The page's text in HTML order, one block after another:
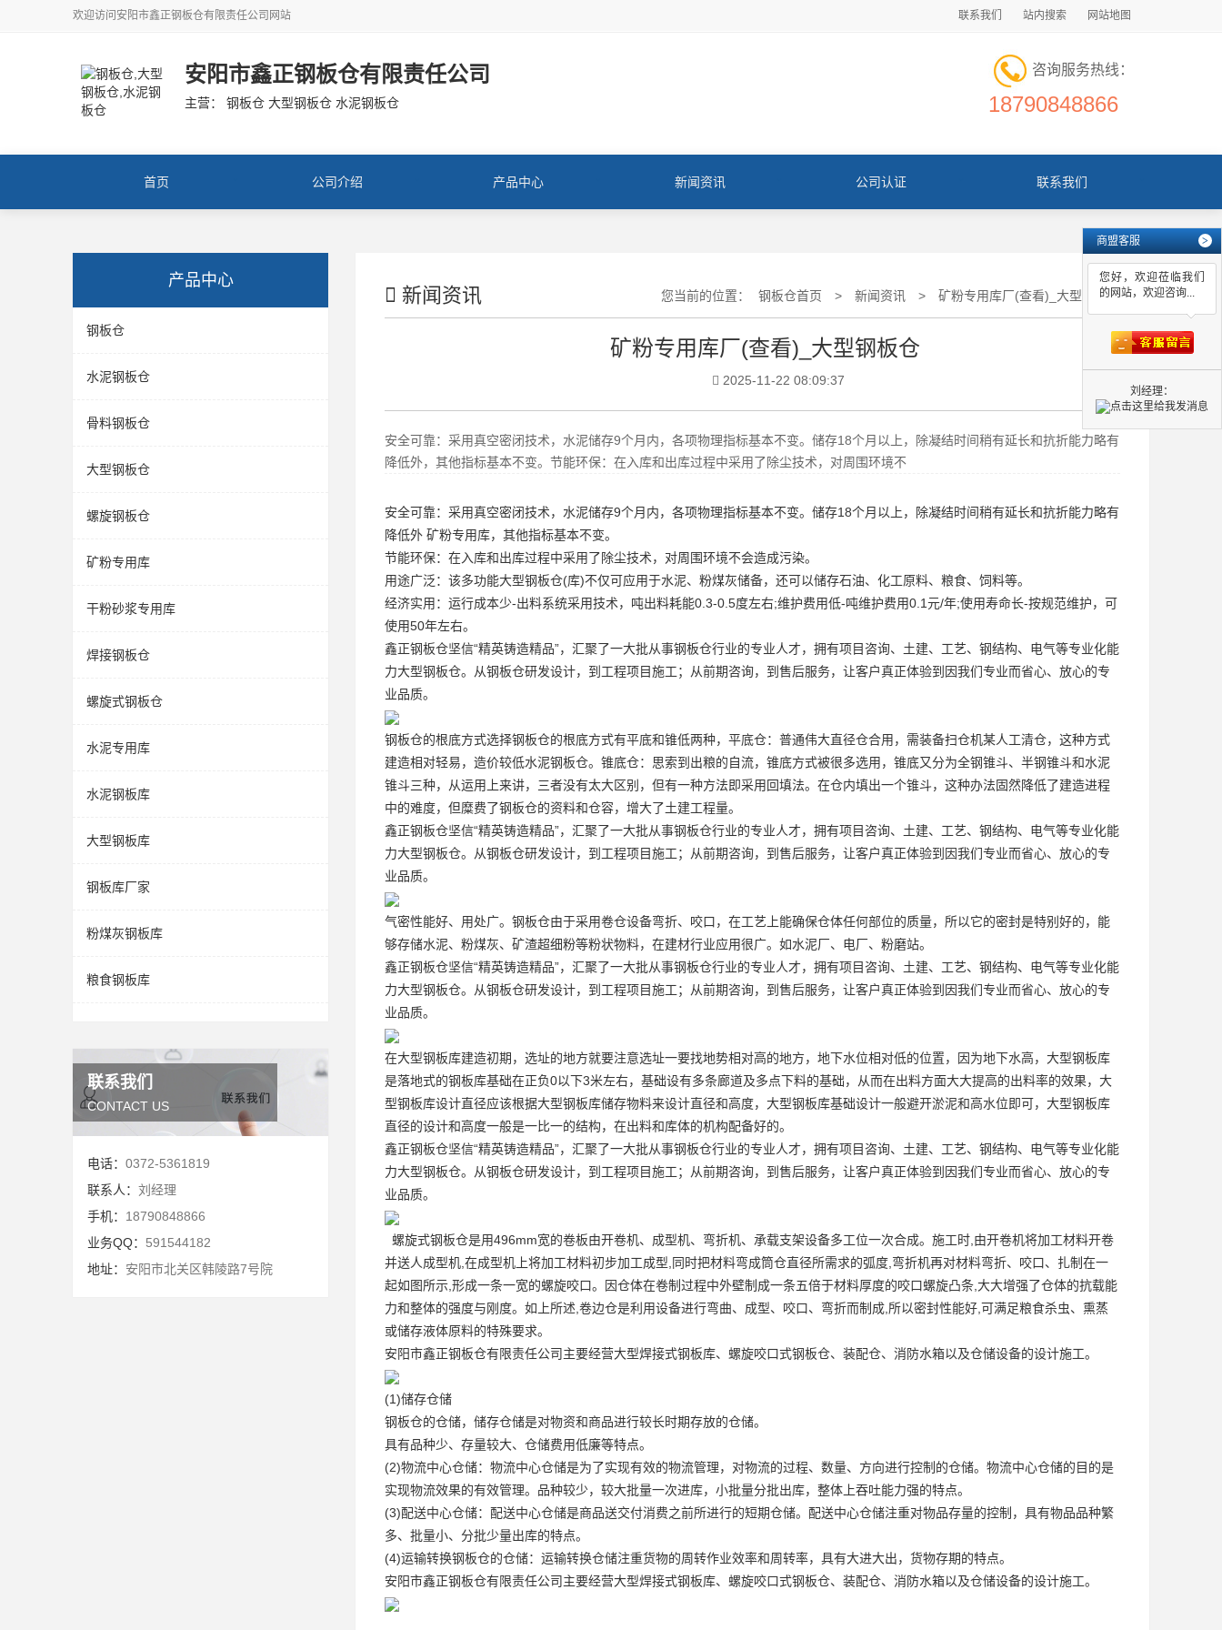
欢迎访问 安阳市鑫正钢板仓有限责任公司 网站 联系我们 站内搜索 网站地图
安阳市鑫正钢板仓有限责任公司
主营： 钢板仓 大型钢板仓 水泥钢板仓
咨询服务热线：
18790848866
首页 公司介绍 产品中心 新闻资讯 公司认证 联系我们
产品中心
钢板仓
水泥钢板仓
骨料钢板仓
大型钢板仓
螺旋钢板仓
矿粉专用库
干粉砂浆专用库
焊接钢板仓
螺旋式钢板仓
水泥专用库
水泥钢板库
大型钢板库
钢板库厂家
粉煤灰钢板库
粮食钢板库
联系我们
CONTACT US
电话： 0372-5361819
联系人： 刘经理
手机： 18790848866
业务QQ： 591544182
地址： 安阳市北关区韩陵路7号院
新闻资讯 您当前的位置： 钢板仓首页 > 新闻资讯 > 矿粉专用库厂(查看)_大型钢板仓
矿粉专用库厂(查看)_大型钢板仓
2025-11-22 08:09:37
安全可靠：采用真空密闭技术，水泥储存9个月内，各项物理指标基本不变。储存18个月以上，除凝结时间稍有延长和抗折能力略有
降低外，其他指标基本不变。节能环保：在入库和出库过程中采用了除尘技术，对周围环境不
安全可靠：采用真空密闭技术，水泥储存9个月内，各项物理指标基本不变。储存18个月以上，除凝结时间稍有延长和抗折能力略有
降低外 矿粉专用库，其他指标基本不变。
节能环保：在入库和出库过程中采用了除尘技术，对周围环境不会造成污染。
用途广泛：该多功能大型钢板仓(库)不仅可应用于水泥、粉煤灰储备，还可以储存石油、化工原料、粮食、饲料等。
经济实用：运行成本少-出料系统采用技术，吨出料耗能0.3-0.5度左右;维护费用低-吨维护费用0.1元/年;使用寿命长-按规范维护，可
使用50年左右。
鑫正钢板仓坚信“精英铸造精品”，汇聚了一大批从事钢板仓行业的专业人才，拥有项目咨询、土建、工艺、钢结构、电气等专业化能
力大型钢板仓。从钢板仓研发设计，到工程项目施工；从前期咨询，到售后服务，让客户真正体验到因我们专业而省心、放心的专
业品质。
钢板仓的根底方式选择钢板仓的根底方式有平底和锥低两种，平底仓：普通伟大直径仓合用，需装备扫仓机某人工清仓，这种方式
建造相对轻易，造价较低水泥钢板仓。锥底仓：思索到出粮的自流，锥底方式被很多选用，锥底又分为全钢锥斗、半钢锥斗和水泥
锥斗三种，从运用上来讲，三者没有太大区别，但有一种方法即采用回填法。在仓内填出一个锥斗，这种办法固然降低了建造进程
中的难度，但糜费了钢板仓的资料和仓容，增大了土建工程量。
鑫正钢板仓坚信“精英铸造精品”，汇聚了一大批从事钢板仓行业的专业人才，拥有项目咨询、土建、工艺、钢结构、电气等专业化能
力大型钢板仓。从钢板仓研发设计，到工程项目施工；从前期咨询，到售后服务，让客户真正体验到因我们专业而省心、放心的专
业品质。
气密性能好、用处广。钢板仓由于采用卷仓设备弯折、咬口，在工艺上能确保仓体任何部位的质量，所以它的密封是特别好的，能
够存储水泥、粉煤灰、矿渣超细粉等粉状物料，在建材行业应用很广。如水泥厂、电厂、粉磨站。
鑫正钢板仓坚信“精英铸造精品”，汇聚了一大批从事钢板仓行业的专业人才，拥有项目咨询、土建、工艺、钢结构、电气等专业化能
力大型钢板仓。从钢板仓研发设计，到工程项目施工；从前期咨询，到售后服务，让客户真正体验到因我们专业而省心、放心的专
业品质。
在大型钢板库建造初期，选址的地方就要注意选址一要找地势相对高的地方，地下水位相对低的位置，因为地下水高，大型钢板库
是落地式的钢板库基础在正负0以下3米左右，基础设有多条廊道及多点下料的基础，从而在出料方面大大提高的出料率的效果，大
型钢板库设计直径应该根据大型钢板库储存物料来设计直径和高度，大型钢板库基础设计一般避开淤泥和高水位即可，大型钢板库
直径的设计和高度一般是一比一的结构，在出料和库体的机构配备好的。
鑫正钢板仓坚信“精英铸造精品”，汇聚了一大批从事钢板仓行业的专业人才，拥有项目咨询、土建、工艺、钢结构、电气等专业化能
力大型钢板仓。从钢板仓研发设计，到工程项目施工；从前期咨询，到售后服务，让客户真正体验到因我们专业而省心、放心的专
业品质。
螺旋式钢板仓是用496mm宽的卷板由开卷机、成型机、弯折机、承载支架设备多工位一次合成。施工时,由开卷机将加工材料开卷
并送人成型机,在成型机上将加工材料初步加工成型,同时把材料弯成筒仓直径所需求的弧度,弯折机再对材料弯折、咬口、扎制在一
起如图所示,形成一条一宽的螺旋咬口。因仓体在卷制过程中外壁制成一条五倍于材料厚度的咬口螺旋凸条,大大增强了仓体的抗载能
力和整体的强度与刚度。如上所述,卷边仓是利用设备进行弯曲、成型、咬口、弯折而制成,所以密封性能好,可满足粮食杀虫、熏蒸
或储存液体原料的特殊要求。
安阳市鑫正钢板仓有限责任公司主要经营大型焊接式钢板库、螺旋咬口式钢板仓、装配仓、消防水箱以及仓储设备的设计施工。
(1)储存仓储
钢板仓的仓储，储存仓储是对物资和商品进行较长时期存放的仓储。
具有品种少、存量较大、仓储费用低廉等特点。
(2)物流中心仓储：物流中心仓储是为了实现有效的物流管理，对物流的过程、数量、方向进行控制的仓储。物流中心仓储的目的是
实现物流效果的有效管理。品种较少，较大批量一次进库，小批量分批出库，整体上吞吐能力强的特点。
(3)配送中心仓储：配送中心仓储是商品送交付消费之前所进行的短期仓储。配送中心仓储注重对物品存量的控制，具有物品品种繁
多、批量小、分批少量出库的特点。
(4)运输转换钢板仓的仓储：运输转换仓储注重货物的周转作业效率和周转率，具有大进大出，货物存期的特点。
安阳市鑫正钢板仓有限责任公司主要经营大型焊接式钢板库、螺旋咬口式钢板仓、装配仓、消防水箱以及仓储设备的设计施工。
商盟客服 >
您好，欢迎莅临我们
的网站，欢迎咨询...
刘经理：